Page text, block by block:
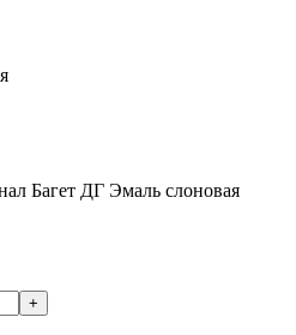
Багет ДГ Эмаль слоновая
+